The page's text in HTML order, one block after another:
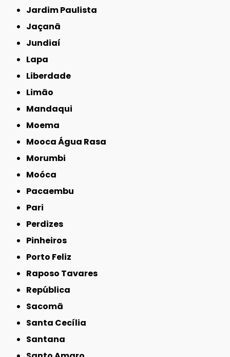
Jardim Paulista
Jaçanã
Jundiaí
Lapa
Liberdade
Limão
Mandaqui
Moema
Mooca Água Rasa
Morumbi
Moóca
Pacaembu
Pari
Perdizes
Pinheiros
Porto Feliz
Raposo Tavares
República
Sacomã
Santa Cecília
Santana